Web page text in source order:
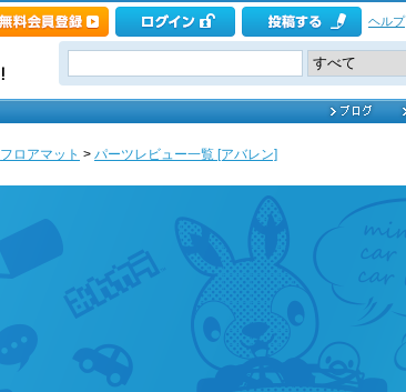
ヘルプ
フロアマット > パーツレビュー一覧 [アバレン]